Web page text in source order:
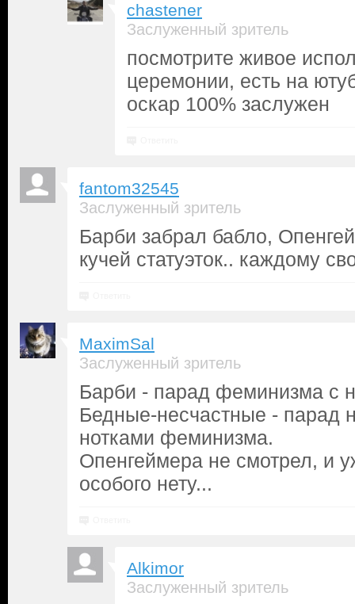
chastener
Заслуженный зритель
посмотрите живое
церемонии, есть на
оскар 100% заслужен
fantom32545
Заслуженный зритель
Барби забрал бабло,
кучей статуэток.. каждому
MaximSal
Заслуженный зритель
Барби - парад феминизма с
Бедные-несчастные - парад
нотками феминизма.
Опенгеймера не смотрел, и
особого нету...
Alkimor
Заслуженный зритель